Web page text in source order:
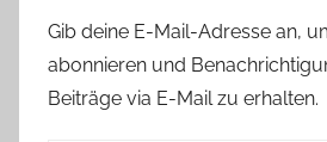
Gib deine E-Mail-Adresse an,
abonnieren und
Beiträge via E-Mail zu erhalten.